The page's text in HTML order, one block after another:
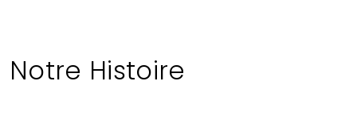
Notre Histoire